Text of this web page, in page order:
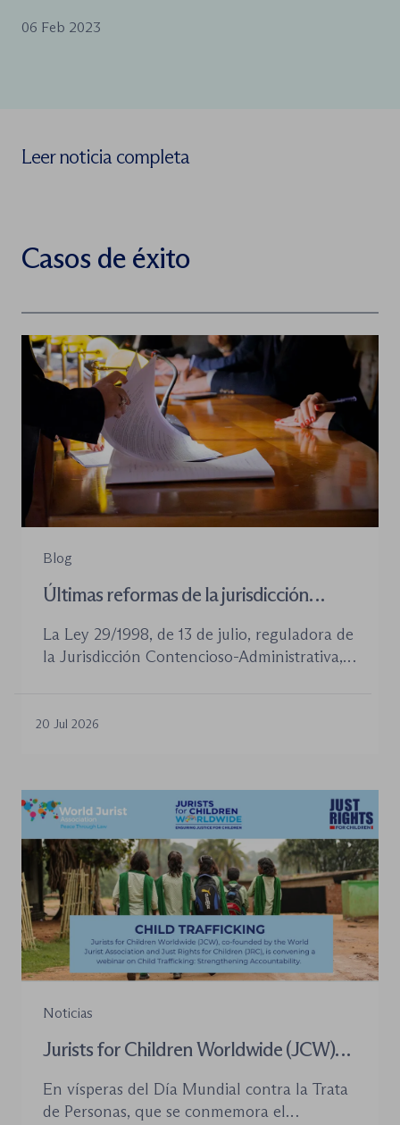
06 Feb 2023
Leer noticia completa
Casos de éxito
Blog
Últimas reformas de la jurisdicción
La Ley 29/1998, de 13 de julio, reguladora de
la Jurisdicción Contencioso-Administrativa,
aprobadas en los últimos años no han
tramitación de los procedimientos como en
la organización de los órganos […]
20 Jul 2026
Noticias
Jurists for Children Worldwide (JCW)
para combatir la trata de menores y
En vísperas del Día Mundial contra la Trata
de Personas, que se conmemora el